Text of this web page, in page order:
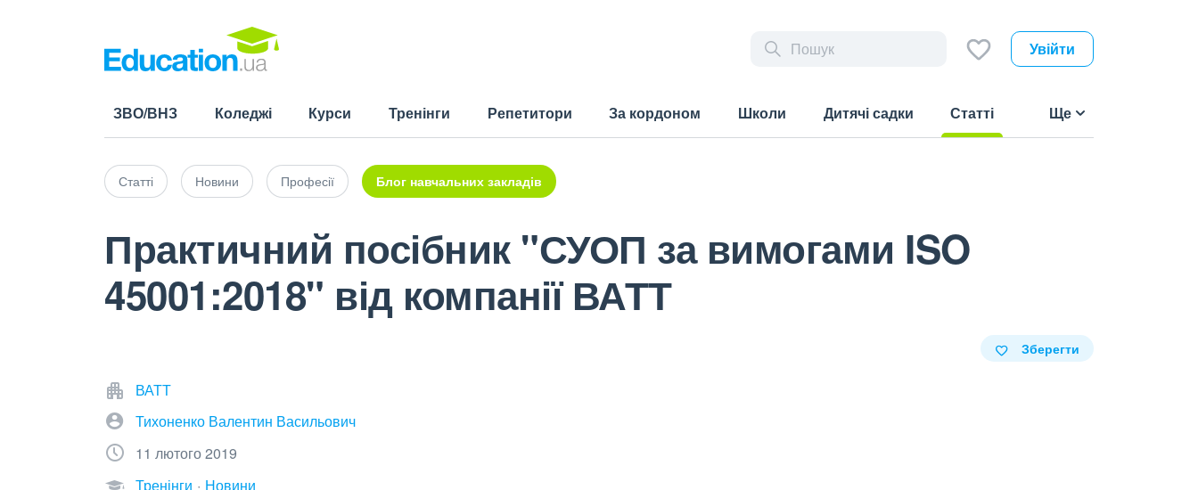
Увійти
ЗВО/ВНЗ Коледжі Курси Тренінги Репетитори За кордоном Школи Дитячі садки
Статті
Ще
Статті Новини Професії Блог навчальних закладів
Практичний посібник "СУОП за вимогами ISO
45001:2018" від компанії ВАТТ
Зберегти
ВАТТ
Тихоненко Валентин Васильович
11 лютого 2019
Тренінги
Новини